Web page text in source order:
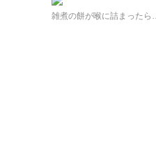
雑煮の餅が喉に詰まったら…